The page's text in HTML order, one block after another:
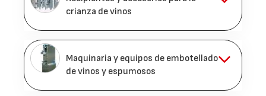
crianza de vinos
Maquinaria y equipos de embotellado
de vinos y espumosos